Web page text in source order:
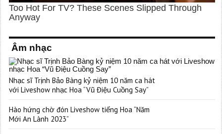
Âm nhạc
Nhạc sĩ Trịnh Bảo Bàng kỷ niệm 10 năm ca hát
với Liveshow nhạc Hoa “Vũ Điệu Cuồng Say”
Hào hứng chờ đón Liveshow tiếng Hoa “Năm
Mới An Lành 2023”